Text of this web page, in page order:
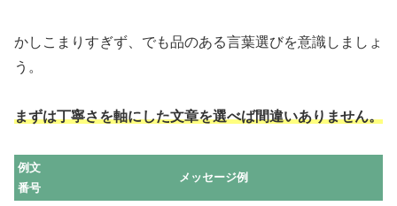
かしこまりすぎず、でも品のある言葉選びを意識しましょ
う。
まずは丁寧さを軸にした文章を選べば間違いありません。
例文
番号
メッセージ例